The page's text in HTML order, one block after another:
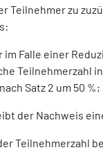
Teilnehmer zu
Falle einer
Teilnehmerzahl
Satz 2 um 50
der Nachweis
Teilnehmerzahl